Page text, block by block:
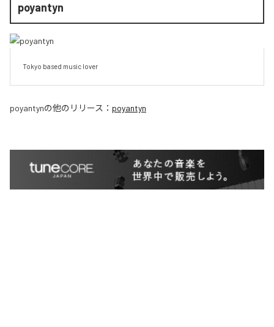
poyantyn
Tokyo based music lover
poyantynの他のリリース： poyantyn